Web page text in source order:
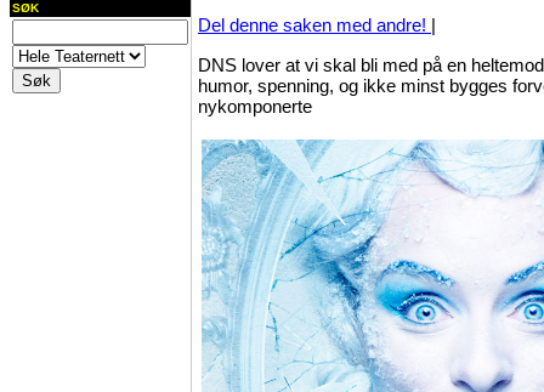
SØK
Del denne saken med andre! |
DNS lover at vi skal bli med på en
humor, spenning, og ikke minst bygges
nykomponerte